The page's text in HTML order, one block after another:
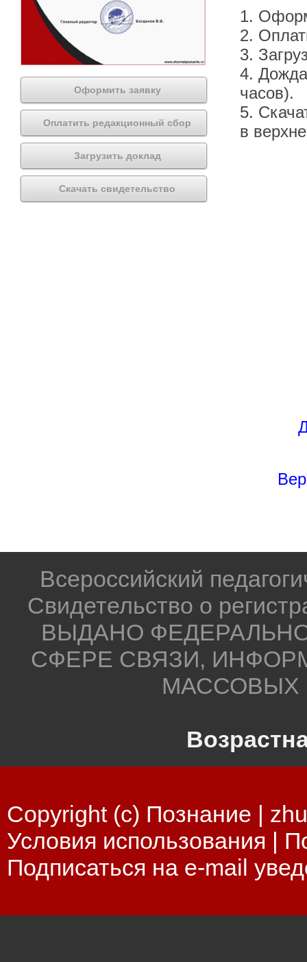
Оформить заявку
Оплатить редакционный сбор
Загрузить доклад
Скачать свидетельство
1.
2.
3.
4.
часов).
5.
в
Всероссийский
Свидетельство о
ВЫДАНО
СФЕРЕ СВЯЗИ,
МАССОВЫХ
Copyright (c) Познание |
Условия использования |
Подписаться на e-mail